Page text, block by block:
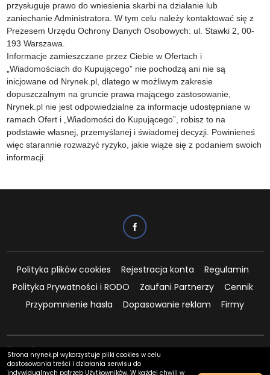
przysługuje prawo do wniesienia skarbi na działanie lub
zaniechanie Administratora. W tym celu należy kontaktować się z
Prezesem Urzędu Ochrony Danych Osobowych: ul. Stawki 2, 00-
193 Warszawa.
Informacje zamieszczane przez Ciebie w Ofertach i
„Wiadomościach do Kupującego” nie pochodzą ani nie są
inicjowane od Nrynek.pl, dlatego w możliwym zakresie
dopuszczalnym na gruncie prawa mającego zastosowanie,
Nrynek.pl nie jest odpowiedzialne za informacje udostępniane w
ramach Ofert i „Wiadomości do Kupującego”, robisz to na
podstawie własnej, przemyślanej i świadomej decyzji. Powinieneś
więc starannie rozważyć ryzyko, jakie wiąże się z podaniem swoich
informacji.
Polityka plików cookies Rejestracja konta
Regulamin
Polityka Prywatności i RODO
Zaufani Partnerzy
Cennik
Przypomnienie hasła
Dopasowanie reklam Firmy
Płatności obsługiwane przez:
Strona nrynek.pl wykorzystuje pliki cookies w celu
dostosowania treści i działania serwisu do
indywidualnych potrzeb Użytkowników. W każdej chwili w